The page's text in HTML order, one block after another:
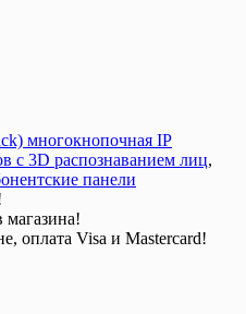
многокнопочная IP
с 3D распознаванием лиц,
панели
магазина!
оплата Visa и Mastercard!